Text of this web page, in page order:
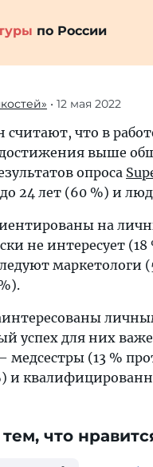
по России
• 12 мая 2022
считают, что в
выше
опроса
24 лет (60 %) и
на
не интересует
успех для них
(13 %
и
что